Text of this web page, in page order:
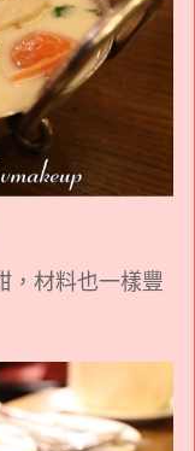
，材料也一樣豐